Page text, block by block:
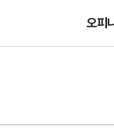
오피